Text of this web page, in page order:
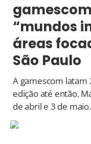
“mundos
áreas
São Paulo
A gamescom
edição até então.
de abril e 3 de maio.